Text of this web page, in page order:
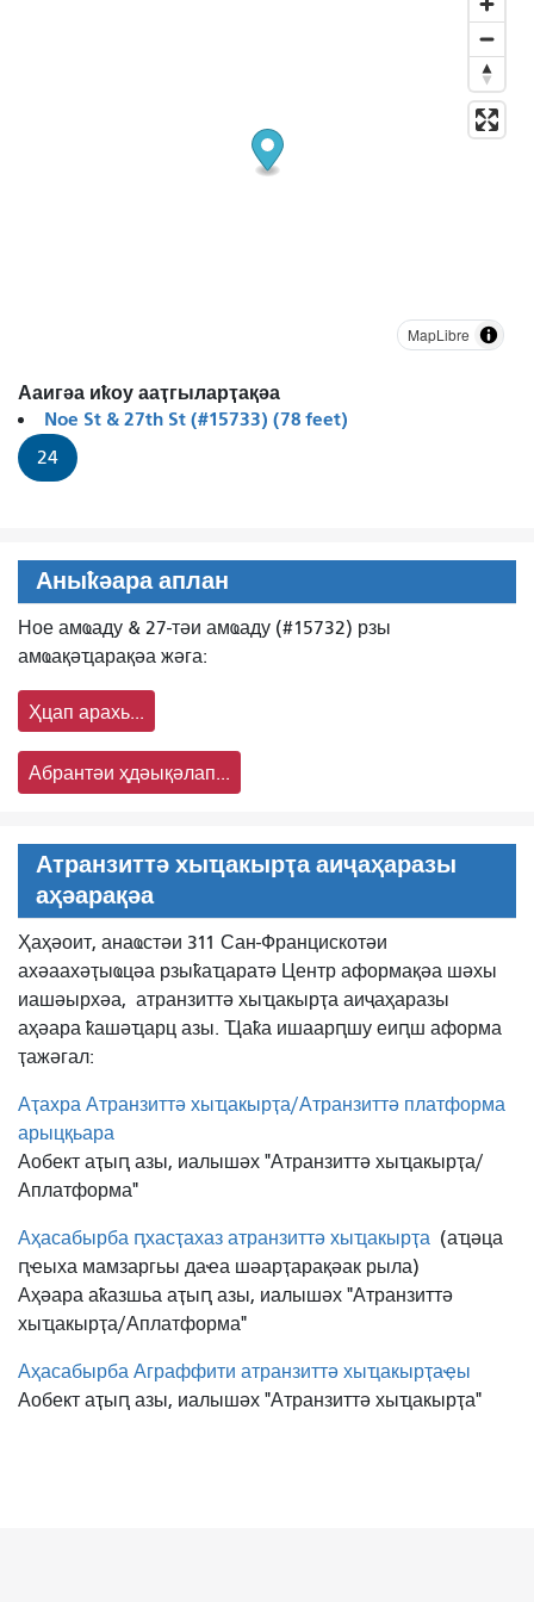
MapLibre
Ааигәа иҟоу ааҭгыларҭақәа
Noe St & 27th St (#15733) (78 feet)
24
Аныҟәара аплан
Ное амҩаду & 27-тәи амҩаду (#15732) рзы
амҩақәҵарақәа жәга:
Ҳцап арахь...
Абрантәи ҳдәықәлап...
Атранзиттә хыҵакырҭа аиҷаҳаразы
аҳәарақәа
Ҳаҳәоит, анаҩстәи 311 Сан-Францискотәи
ахәаахәҭыҩцәа рзыҟаҵаратә Центр аформақәа шәхы
иашәырхәа, атранзиттә хыҵакырҭа аиҷаҳаразы
аҳәара ҟашәҵарц азы. Ҵаҟа ишаарԥшу еиԥш аформа
ҭажәгал:
Аҭахра Атранзиттә хыҵакырҭа/Атранзиттә платформа
арыцқьара
Аобект аҭыԥ азы, иалышәх "Атранзиттә хыҵакырҭа/
Аплатформа"
Аҳасабырба ԥхасҭахаз атранзиттә хыҵакырҭа (аҵәца
ԥҽыха мамзаргьы даҽа шәарҭарақәак рыла)
Аҳәара аҟазшьа аҭыԥ азы, иалышәх "Атранзиттә
хыҵакырҭа/Аплатформа"
Аҳасабырба Аграффити атранзиттә хыҵакырҭаҿы
Аобект аҭыԥ азы, иалышәх "Атранзиттә хыҵакырҭа"